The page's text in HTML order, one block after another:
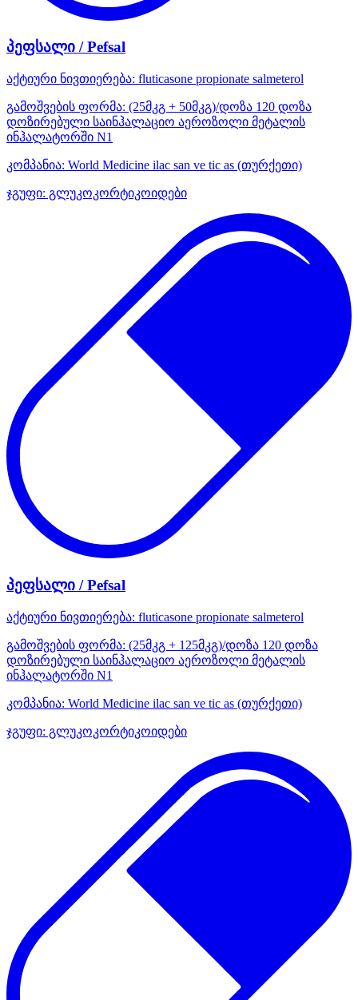
პეფსალი / Pefsal
აქტიური ნივთიერება: fluticasone propionate salmeterol
გამოშვების ფორმა: (25მკგ + 50მკგ)/დოზა 120 დოზა
დოზირებული საინჰალაციო აეროზოლი მეტალის
ინჰალატორში N1
კომპანია: World Medicine ilac san ve tic as (თურქეთი)
ჯგუფი: გლუკოკორტიკოიდები
პეფსალი / Pefsal
აქტიური ნივთიერება: fluticasone propionate salmeterol
გამოშვების ფორმა: (25მკგ + 125მკგ)/დოზა 120 დოზა
დოზირებული საინჰალაციო აეროზოლი მეტალის
ინჰალატორში N1
კომპანია: World Medicine ilac san ve tic as (თურქეთი)
ჯგუფი: გლუკოკორტიკოიდები